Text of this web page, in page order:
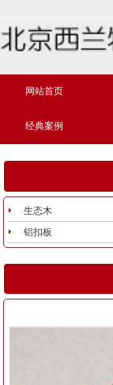
网站首页
经典案例
生态木
铝扣板